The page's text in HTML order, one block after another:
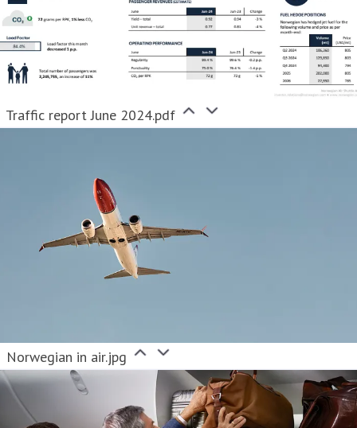
Traffic report June 2024.pdf
Norwegian in air.jpg